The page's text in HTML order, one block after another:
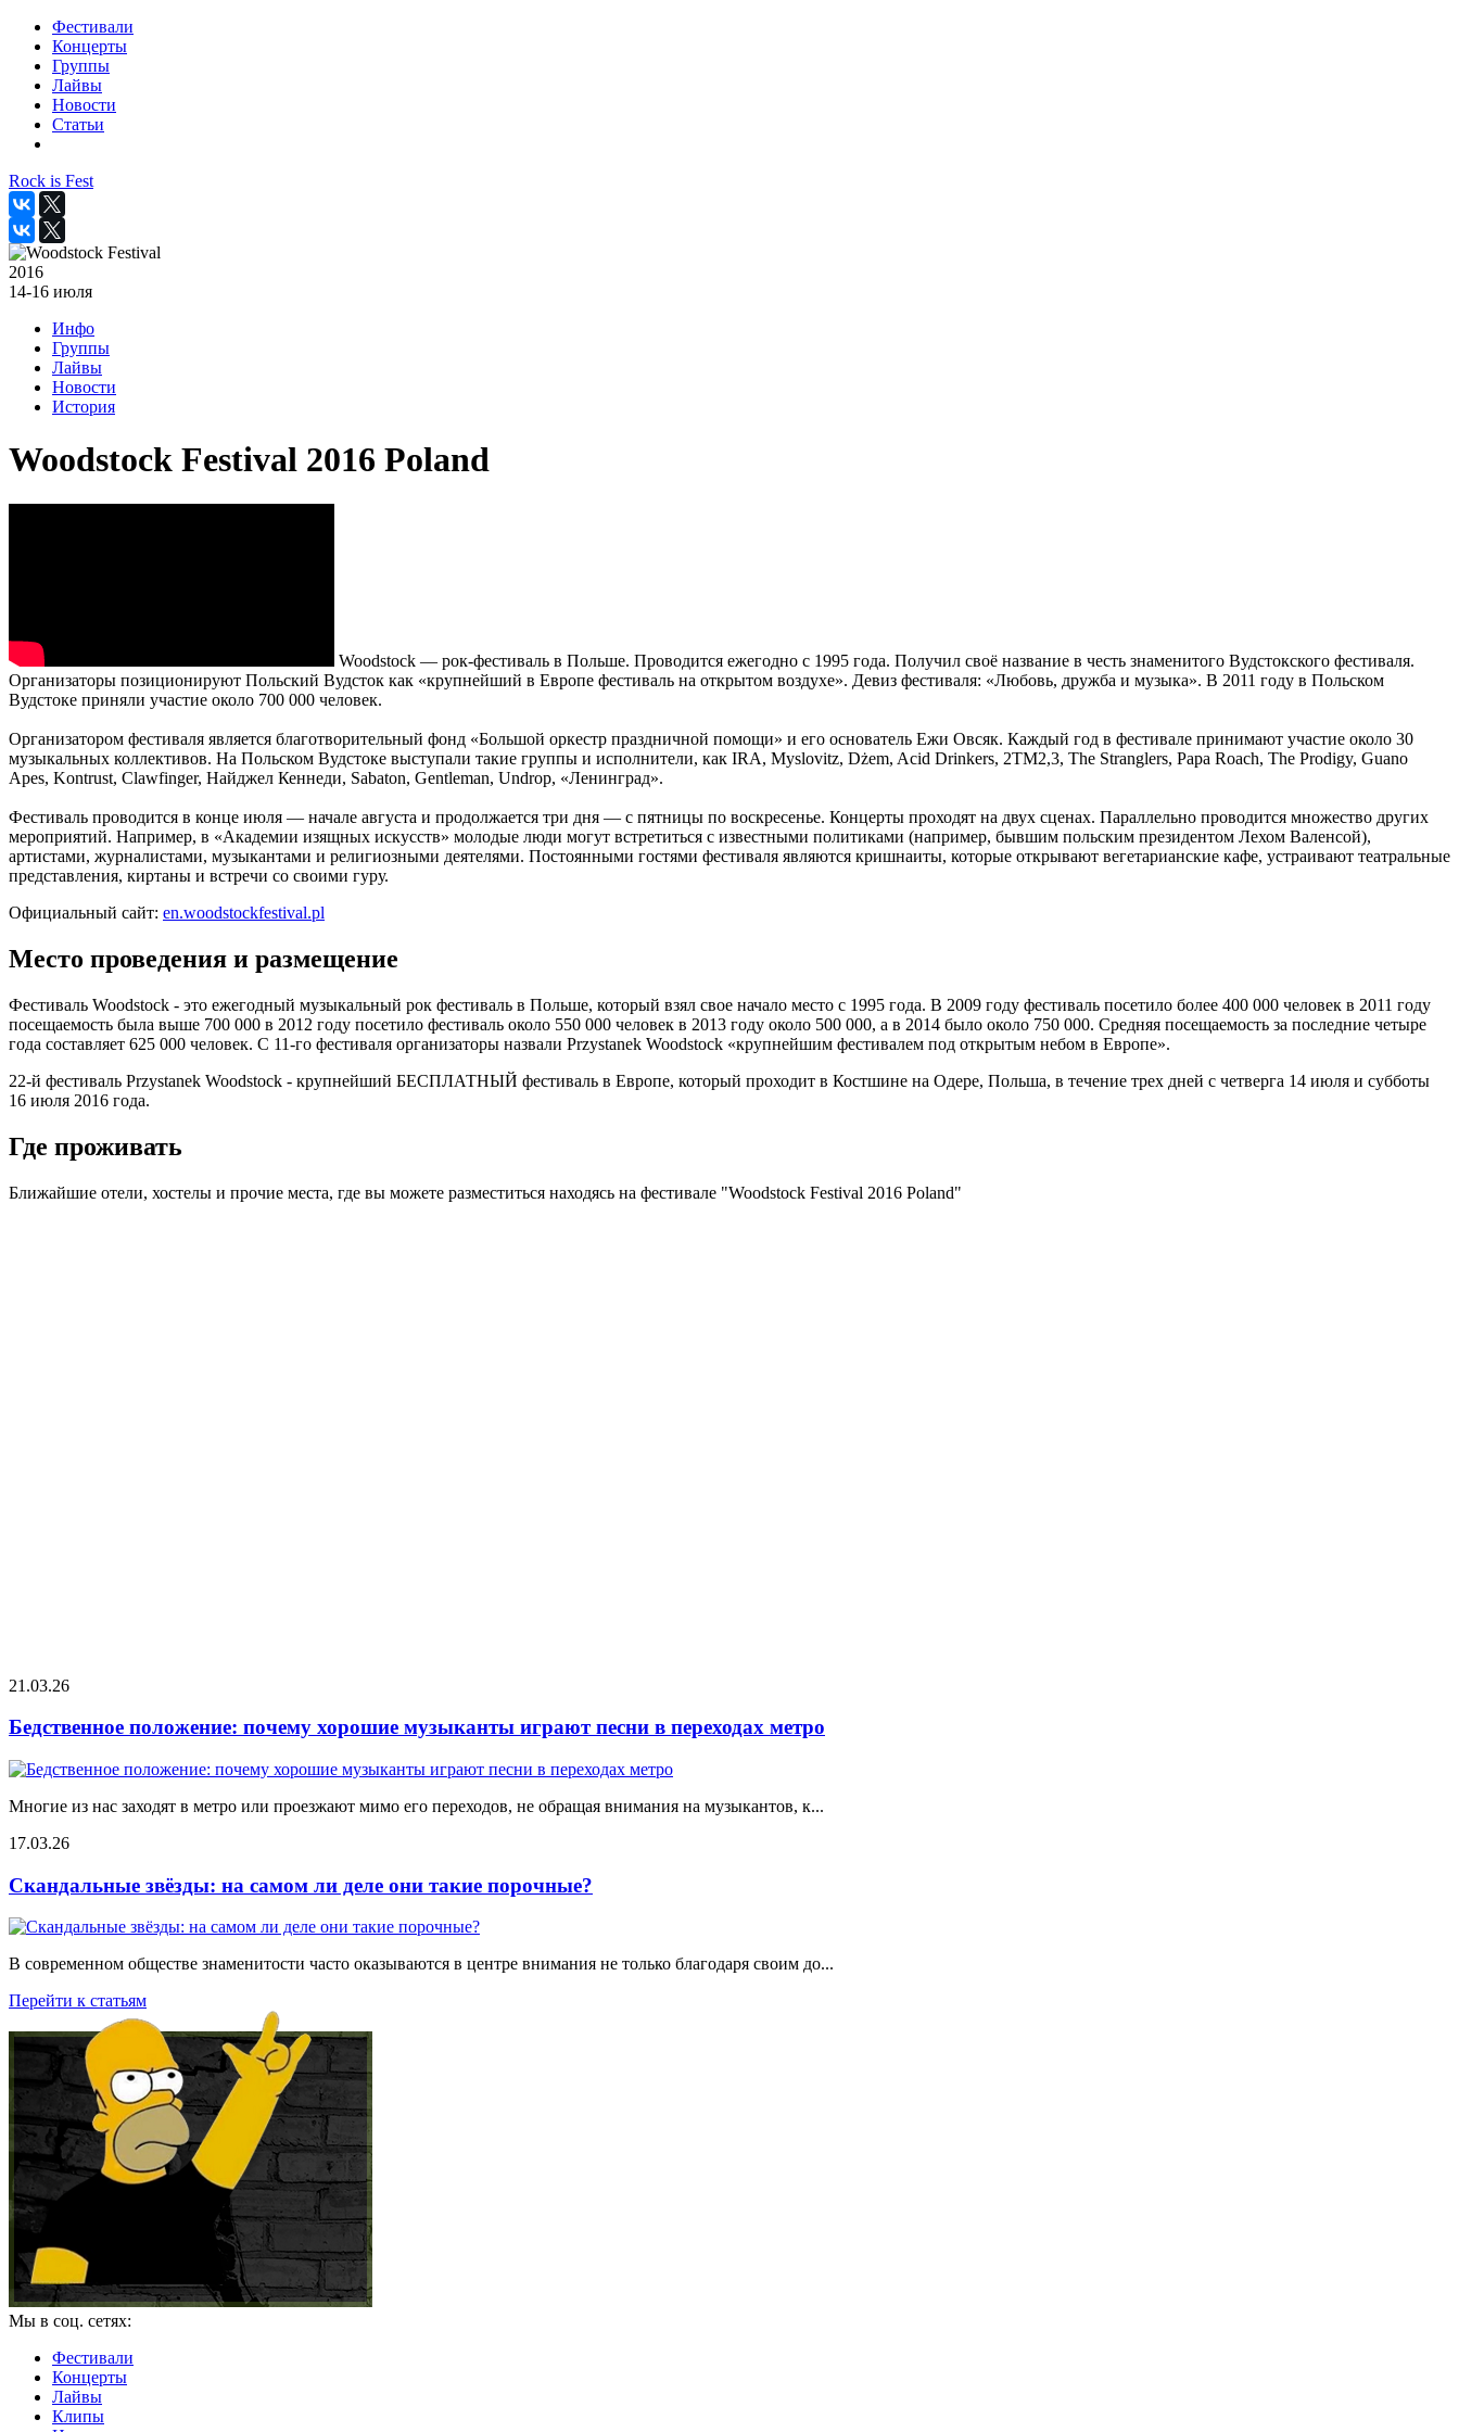
Фестивали
Концерты
Группы
Лайвы
Новости
Статьи
Rock is Fest
2016
14-16 июля
Инфо
Группы
Лайвы
Новости
История
Woodstock Festival 2016 Poland
Woodstock — рок-фестиваль в Польше. Проводится ежегодно с 1995 года. Получил своё название в честь знаменитого Вудстокского фестиваля.
Организаторы позиционируют Польский Вудсток как «крупнейший в Европе фестиваль на открытом воздухе». Девиз фестиваля: «Любовь, дружба и музыка». В 2011 году в Польском
Вудстоке приняли участие около 700 000 человек.
Организатором фестиваля является благотворительный фонд «Большой оркестр праздничной помощи» и его основатель Ежи Овсяк. Каждый год в фестивале принимают участие около 30
музыкальных коллективов. На Польском Вудстоке выступали такие группы и исполнители, как IRA, Myslovitz, Dżem, Acid Drinkers, 2TM2,3, The Stranglers, Papa Roach, The Prodigy, Guano
Apes, Kontrust, Clawfinger, Найджел Кеннеди, Sabaton, Gentleman, Undrop, «Ленинград».
Фестиваль проводится в конце июля — начале августа и продолжается три дня — с пятницы по воскресенье. Концерты проходят на двух сценах. Параллельно проводится множество других
мероприятий. Например, в «Академии изящных искусств» молодые люди могут встретиться с известными политиками (например, бывшим польским президентом Лехом Валенсой),
артистами, журналистами, музыкантами и религиозными деятелями. Постоянными гостями фестиваля являются кришнаиты, которые открывают вегетарианские кафе, устраивают театральные
представления, киртаны и встречи со своими гуру.
Официальный сайт: en.woodstockfestival.pl
Место проведения и размещение
Фестиваль Woodstock - это ежегодный музыкальный рок фестиваль в Польше, который взял свое начало место с 1995 года. В 2009 году фестиваль посетило более 400 000 человек в 2011 году
посещаемость была выше 700 000 в 2012 году посетило фестиваль около 550 000 человек в 2013 году около 500 000, а в 2014 было около 750 000. Средняя посещаемость за последние четыре
года составляет 625 000 человек. С 11-го фестиваля организаторы назвали Przystanek Woodstock «крупнейшим фестивалем под открытым небом в Европе».
22-й фестиваль Przystanek Woodstock - крупнейший БЕСПЛАТНЫЙ фестиваль в Европе, который проходит в Костшине на Одере, Польша, в течение трех дней с четверга 14 июля и субботы
16 июля 2016 года.
Где проживать
Ближайшие отели, хостелы и прочие места, где вы можете разместиться находясь на фестивале "Woodstock Festival 2016 Poland"
21.03.26
Бедственное положение: почему хорошие музыканты играют песни в переходах метро
Многие из нас заходят в метро или проезжают мимо его переходов, не обращая внимания на музыкантов, к...
17.03.26
Скандальные звёзды: на самом ли деле они такие порочные?
В современном обществе знаменитости часто оказываются в центре внимания не только благодаря своим до...
Перейти к статьям
Мы в соц. сетях:
Фестивали
Концерты
Лайвы
Клипы